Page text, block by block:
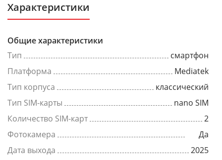
Характеристики
Общие характеристики
Тип
смартфон
Платформа
Mediatek
Тип корпуса
классический
Тип SIM-карты
nano SIM
Количество SIM-карт
2
Фотокамера
Да
Дата выхода
2025